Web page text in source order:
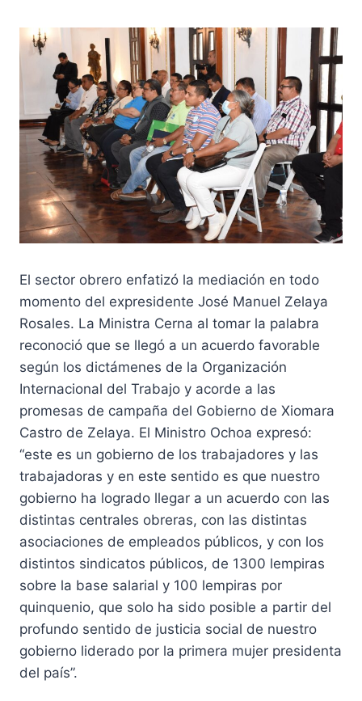
El sector obrero enfatizó la mediación en todo
momento del expresidente José Manuel Zelaya
Rosales. La Ministra Cerna al tomar la palabra
reconoció que se llegó a un acuerdo favorable
según los dictámenes de la Organización
Internacional del Trabajo y acorde a las
promesas de campaña del Gobierno de Xiomara
Castro de Zelaya. El Ministro Ochoa expresó:
“este es un gobierno de los trabajadores y las
trabajadoras y en este sentido es que nuestro
gobierno ha logrado llegar a un acuerdo con las
distintas centrales obreras, con las distintas
asociaciones de empleados públicos, y con los
distintos sindicatos públicos, de 1300 lempiras
sobre la base salarial y 100 lempiras por
quinquenio, que solo ha sido posible a partir del
profundo sentido de justicia social de nuestro
gobierno liderado por la primera mujer presidenta
del país”.